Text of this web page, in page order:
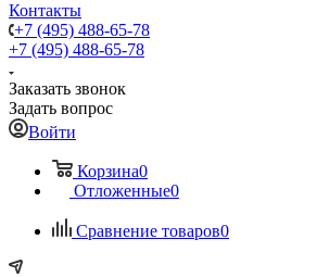
Контакты
+7 (495) 488-65-78
+7 (495) 488-65-78
Заказать звонок
Задать вопрос
Войти
Корзина0
Отложенные0
Сравнение товаров0